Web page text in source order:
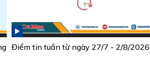
Điểm tin tuần từ ngày 27/7 - 2/8/2026